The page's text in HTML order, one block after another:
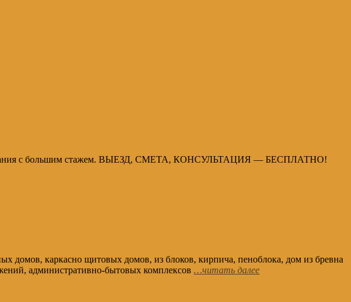
компания с большим стажем. ВЫЕЗД, СМЕТА, КОНСУЛЬТАЦИЯ — БЕСПЛАТНО!
домов, каркасно щитовых домов, из блоков, кирпича, пеноблока, дом из бревна
административно-бытовых комплексов …читать далее